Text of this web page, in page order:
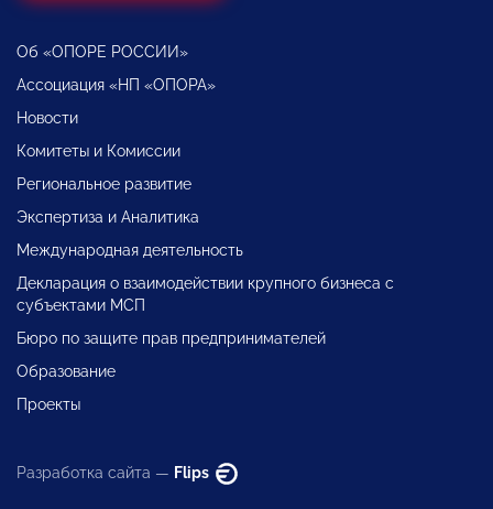
Об «ОПОРЕ РОССИИ»
Ассоциация «НП «ОПОРА»
Новости
Комитеты и Комиссии
Региональное развитие
Экспертиза и Аналитика
Международная деятельность
Декларация о взаимодействии крупного бизнеса с
субъектами МСП
Бюро по защите прав предпринимателей
Образование
Проекты
Разработка сайта — Flips